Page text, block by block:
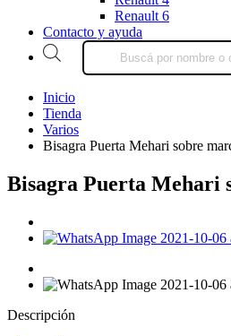
Renault 6
Contacto y ayuda
Products
Inicio
Tienda
Varios
Bisagra Puerta Mehari sobre
Bisagra Puerta Mehari
Descripción